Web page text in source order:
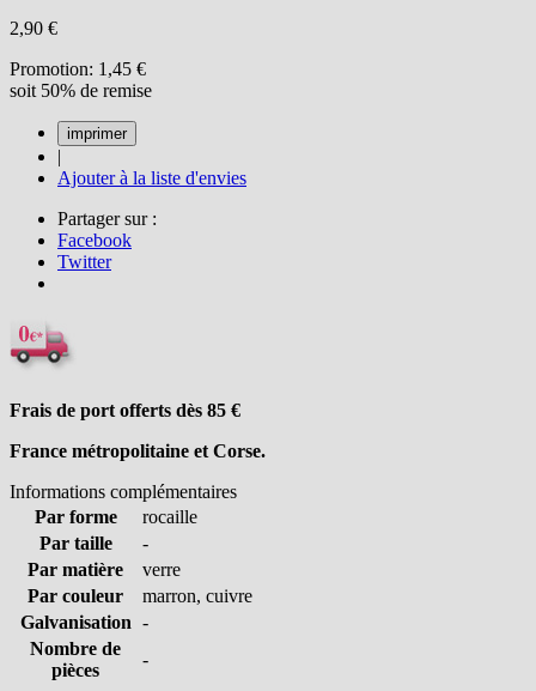
2,90 €
Promotion: 1,45 €
soit 50% de remise
|
Ajouter à la liste d'envies
Partager sur :
Facebook
Twitter
Frais de port offerts dès 85 €
France métropolitaine et Corse.
Informations complémentaires
Par forme
rocaille
Par taille
-
Par matière
verre
Par couleur
marron, cuivre
Galvanisation -
Nombre de
pièces
-